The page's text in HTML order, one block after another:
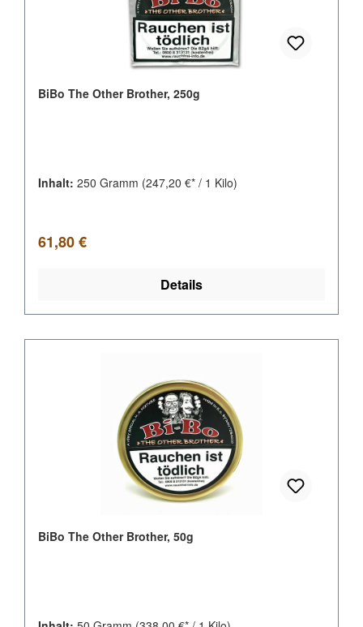
BiBo The Other Brother, 250g
Inhalt: 250 Gramm (247,20 €* / 1 Kilo)
Regulärer Preis:
61,80 €
Details
BiBo The Other Brother, 50g